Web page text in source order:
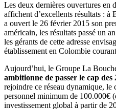
Les deux dernières ouvertures en
affichent d’excellents résultats : à
a ouvert le 26 février 2015 son
américain, les résultats passé un
les gérants de cette adresse
établissement en Colombie
Aujourd’hui, le Groupe La
ambitionne de passer le cap des
rejoindre ce réseau dynamique, le
personnel minimum de 100.000€
investissement global à partir de